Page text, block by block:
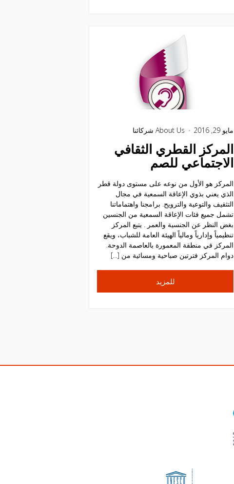
مايو 29, 2016 About Us شركائنا
المركز القطري الثقافي
الاجتماعي للصم
المركز هو الأول من نوعه على مستوى دولة قطر
الذي يعني بذوي الإعاقة السمعية في مجال
التثقيف والتوعية والترويح. برامجنا واهتماماتنا
تشمل جميع فئات الإعاقة السمعية من الجنسين
بغض النظر عن الجنسية والعمر . يتبع المركز
تنظيمياً وإدارياً ومالياً الهيئة العامة للشباب، ويقع
المركز في منطقة المعمورة بالعاصمة الدوحة.
دوام المركز فترتين صباحية ومسائية من […]
للمزيد